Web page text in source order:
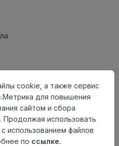
cookie, а также сервис
для повышения
сайтом и сбора
Продолжая использовать
использованием файлов
по ссылке.